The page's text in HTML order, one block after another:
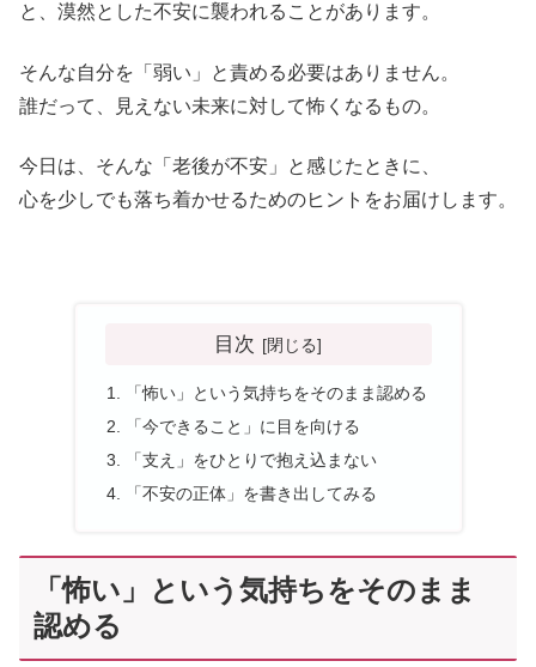
と、漠然とした不安に襲われることがあります。
そんな自分を「弱い」と責める必要はありません。
誰だって、見えない未来に対して怖くなるもの。
今日は、そんな「老後が不安」と感じたときに、
心を少しでも落ち着かせるためのヒントをお届けします。
目次
「怖い」という気持ちをそのまま認める
「今できること」に目を向ける
「支え」をひとりで抱え込まない
「不安の正体」を書き出してみる
「怖い」という気持ちをそのまま
認める